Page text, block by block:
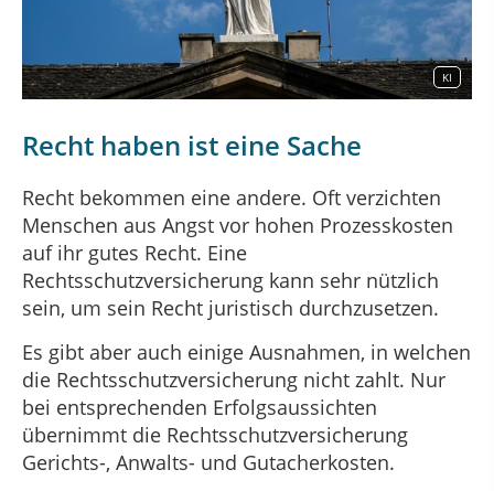
KI
Recht haben ist eine Sache
Recht bekommen eine andere. Oft verzichten
Menschen aus Angst vor hohen Prozesskosten
auf ihr gutes Recht. Eine
Rechtsschutzversicherung kann sehr nützlich
sein, um sein Recht juristisch durchzusetzen.
Es gibt aber auch einige Ausnahmen, in welchen
die Rechtsschutzversicherung nicht zahlt. Nur
bei entsprechenden Erfolgsaussichten
übernimmt die Rechtsschutzversicherung
Gerichts-, Anwalts- und Gutacherkosten.